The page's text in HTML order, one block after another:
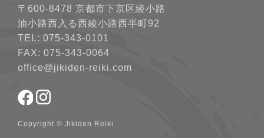
〒600-8478 京都市下京区綾小路
油小路西入る西綾小路西半町92
TEL: 075-343-0101
FAX: 075-343-0064
office@jikiden-reiki.com
Copyright © Jikiden Reiki